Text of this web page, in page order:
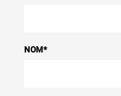
NOM*